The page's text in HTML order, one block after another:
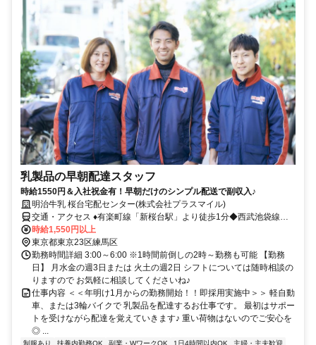
乳製品の早朝配達スタッフ
時給1550円＆入社祝金有！早朝だけのシンプル配送で副収入♪
明治牛乳 桜台宅配センター(株式会社プラスマイル)
交通・アクセス ♦有楽町線「新桜台駅」より徒歩1分◆西武池袋線
「桜台駅」より徒歩7分バイク・自転車通勤OK／車通勤応相談
時給1,550円以上
東京都東京23区練馬区
勤務時間詳細 3:00～6:00 ※1時間前倒しの2時～勤務も可能 【勤務
日】 月水金の週3日または 火土の週2日 シフトについては随時相談の
りますので お気軽に相談してくださいね♪
仕事内容 ＜＜年明け1月からの勤務開始！！即採用実施中＞＞ 軽自動
車、または3輪バイクで 乳製品を配達するお仕事です。 最初はサポー
トを受けながら配達を覚えていきます♪ 重い荷物はないのでご安心を
◎ ...